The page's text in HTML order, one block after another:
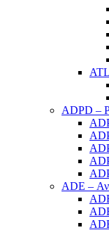
ADPD –
ADE –